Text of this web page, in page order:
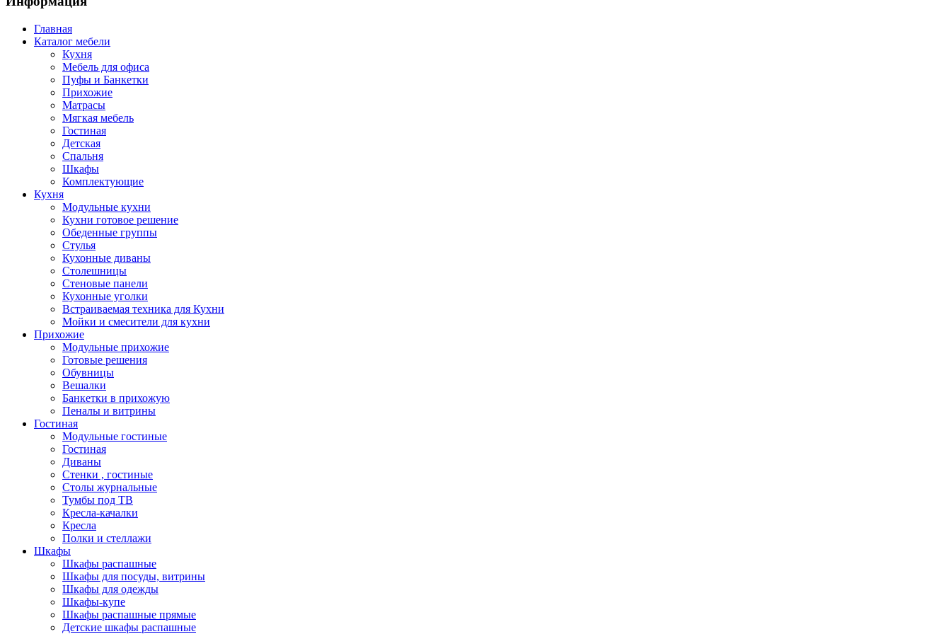
Главная
Каталог мебели
Кухня
Мебель для офиса
Пуфы и Банкетки
Прихожие
Матрасы
Мягкая мебель
Гостиная
Детская
Спальня
Шкафы
Комплектующие
Кухня
Модульные кухни
Кухни готовое решение
Обеденные группы
Стулья
Кухонные диваны
Столешницы
Стеновые панели
Кухонные уголки
Встраиваемая техника для Кухни
Мойки и смесители для кухни
Прихожие
Модульные прихожие
Готовые решения
Обувницы
Вешалки
Банкетки в прихожую
Пеналы и витрины
Гостиная
Модульные гостиные
Гостиная
Диваны
Стенки , гостиные
Столы журнальные
Тумбы под ТВ
Кресла-качалки
Кресла
Полки и стеллажи
Шкафы
Шкафы распашные
Шкафы для посуды, витрины
Шкафы для одежды
Шкафы-купе
Шкафы распашные прямые
Детские шкафы распашные